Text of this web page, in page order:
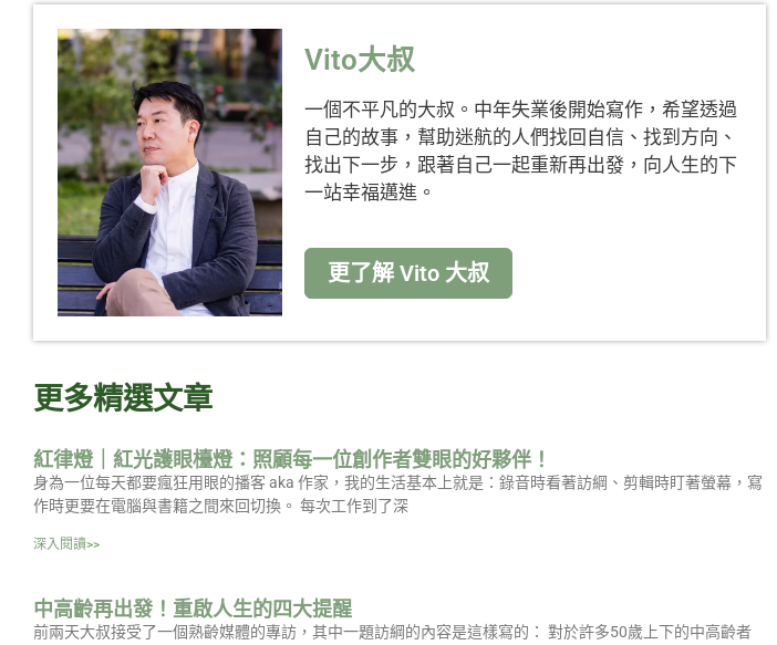
Vito大叔
一個不平凡的大叔。中年失業後開始寫作，希望透過
自己的故事，幫助迷航的人們找回自信、找到方向、
找出下一步，跟著自己一起重新再出發，向人生的下
一站幸福邁進。
更了解 Vito 大叔
更多精選文章
紅律燈｜紅光護眼檯燈：照顧每一位創作者雙眼的好夥伴！
身為一位每天都要瘋狂用眼的播客 aka 作家，我的生活基本上就是：錄音時看著訪綱、剪輯時盯著螢幕，寫
作時更要在電腦與書籍之間來回切換。 每次工作到了深
深入閱讀>>
中高齡再出發！重啟人生的四大提醒
前兩天大叔接受了一個熟齡媒體的專訪，其中一題訪綱的內容是這樣寫的： 對於許多50歲上下的中高齡者